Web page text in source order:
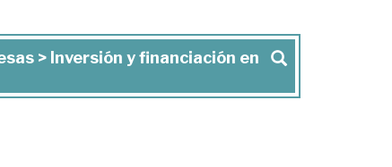
> Inversión y financiación en